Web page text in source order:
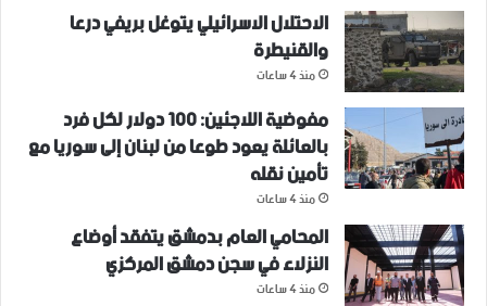
الاحتلال الاسرائيلي يتوغل بريفي درعا
والقنيطرة
منذ 4 ساعات
مفوضية اللاجئين: 100 دولار لكل فرد
بالعائلة يعود طوعا من لبنان إلى سوريا مع
تأمين نقله
منذ 4 ساعات
المحامي العام بدمشق يتفقد أوضاع
النزلاء في سجن دمشق المركزي
منذ 4 ساعات